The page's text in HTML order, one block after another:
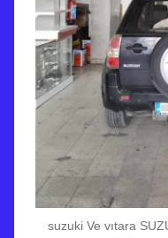
suzuki Ve vıtara